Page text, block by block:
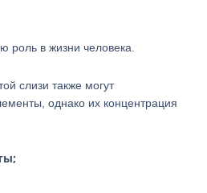
роль в жизни человека.
слизи также могут
однако их концентрация